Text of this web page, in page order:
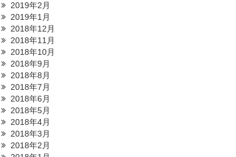
2019年2月
2019年1月
2018年12月
2018年11月
2018年10月
2018年9月
2018年8月
2018年7月
2018年6月
2018年5月
2018年4月
2018年3月
2018年2月